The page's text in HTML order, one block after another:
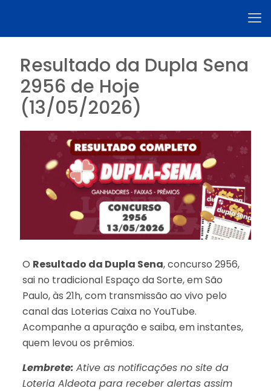
Resultado da Dupla Sena
2956 de Hoje
(13/05/2026)
O Resultado da Dupla Sena, concurso 2956,
sai no tradicional Espaço da Sorte, em São
Paulo, às 21h, com transmissão ao vivo pelo
canal das Loterias Caixa no YouTube.
Acompanhe a apuração e saiba, em instantes,
quem levou os prêmios.
Lembrete: Ative as notificações no site da
Loteria Aldeota para receber alertas assim